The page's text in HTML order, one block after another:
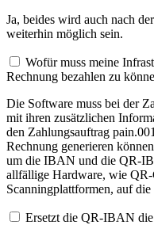
Ja, beides wird auch nach
weiterhin möglich sein.
Wofür muss meine
Rechnung bezahlen zu
Die Software muss bei der
mit ihren zusätzlichen
den Zahlungsauftrag
Rechnung generieren
um die IBAN und die QR-
allfällige Hardware, wie QR-
Scanningplattformen, auf
Ersetzt die QR-IBAN